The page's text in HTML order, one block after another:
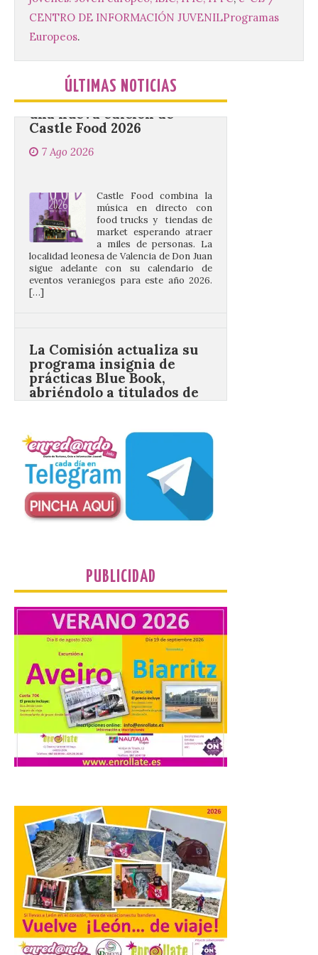
CENTRO DE INFORMACIÓN JUVENILProgramas
Europeos.
ÚLTIMAS NOTICIAS
Valencia de Don Juan en
una nueva edición de
Castle Food 2026
7 Ago 2026
market esperando atraer
a miles de personas. La
localidad leonesa de Valencia de Don Juan
sigue adelante con su calendario de
eventos veraniegos para este año 2026.
[…]
prácticas Blue Book,
abriéndolo a titulados de
EFP
6 Ago 2026
Las solicitudes estarán
abiertas del 22 de julio al 4
de septiembre de 2026.
Bruselas, 6 de agosto de
2026.- La Comisión
Europea ha actualizado las normas de su
programa de prácticas, estableciendo un
marco único modernizado que hace que el
Despega el primer avión
de Iberia con wifi de alta
velocidad gratuito de
Starlink
6 Ago 2026
Iberia se convierte en la
primera aerolínea
española en ofrecer wifi a
bordo de Starlink, la
constelación de satélites
más avanzada del mundo, desarrollada
La Junta promueve la
contratación temporal de
jóvenes desempleados
para la realización de
obras y servicios de
interés general y social
con más de 8,7 millones de
PUBLICIDAD